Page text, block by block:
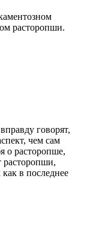
расторопши.
говорят,
чем сам
о расторопше,
расторопши,
в последнее